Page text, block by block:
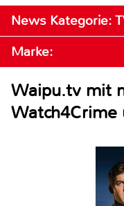
News Kategorie:
Marke:
Waipu.tv mit
Watch4Crime